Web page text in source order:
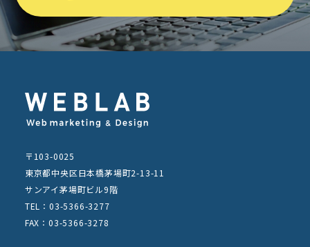
〒103-0025
東京都中央区日本橋茅場町2-13-11
サンアイ茅場町ビル9階
TEL：03-5366-3277
FAX：03-5366-3278